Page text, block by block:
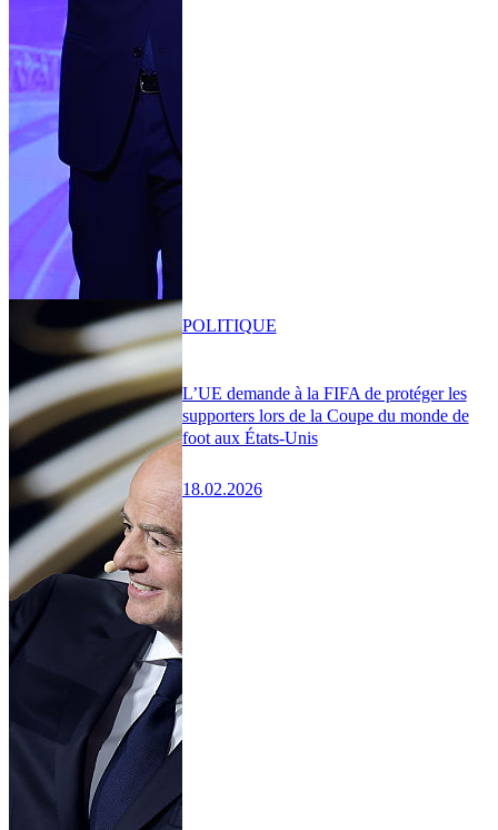
L’UE demande à la FIFA de protéger les
supporters lors de la Coupe du monde de
foot aux États-Unis
18.02.2026
POLITIQUE